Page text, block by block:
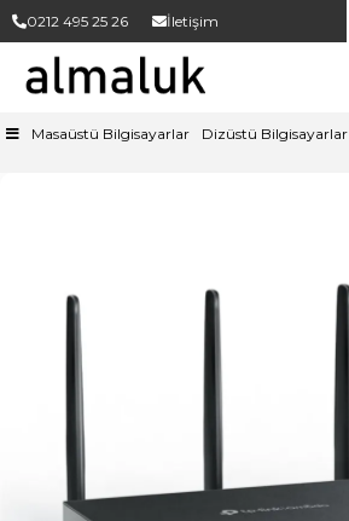
0212 495 25 26 İletişim
Masaüstü Bilgisayarlar Dizüstü Bilgisayarlar